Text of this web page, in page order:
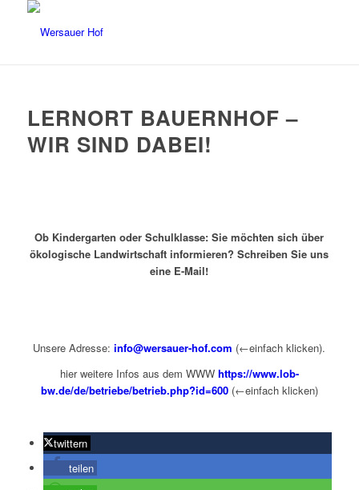
LERNORT BAUERNHOF –
WIR SIND DABEI!
Ob Kindergarten oder Schulklasse: Sie möchten sich über
ökologische Landwirtschaft informieren? Schreiben Sie uns
eine E-Mail!
Unsere Adresse:info@wersauer-hof.com (←einfach klicken).
hier weitere Infos aus dem WWW https://www.lob-
bw.de/de/betriebe/betrieb.php?id=600 (←einfach klicken)
twittern
teilen